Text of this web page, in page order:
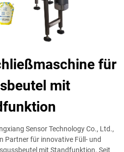
für
mit
Sensor Technology Co., Ltd.,
Partner für innovative Füll- und
mit Standfunktion. Seit